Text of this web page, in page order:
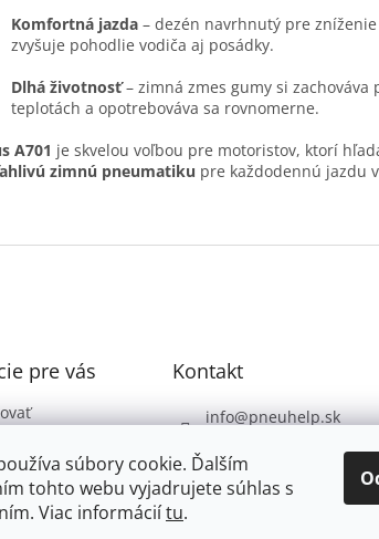
súbory cookie. Ďalším
tohto webu vyjadrujete súhlas s
Viac informáciítu.
Komfortná jazda – dezén navrhnutý pre
zvyšuje pohodlie vodiča aj posádky.
Dlhá životnosť– zimná zmes gumy si zachováva
teplotách a opotrebováva sa rovnomerne.
A701 je skvelou voľbou pre motoristov, ktorí
zimnú pneumatiku pre každodennú jazdu
pre vás
ochrany
Kontakt
info@pneuhelp.sk